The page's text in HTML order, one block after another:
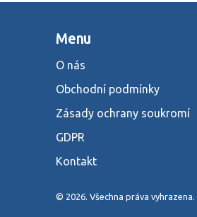
Menu
O nás
Obchodní podmínky
Zásady ochrany soukromí
GDPR
Kontakt
© 2026. Všechna práva vyhrazena.